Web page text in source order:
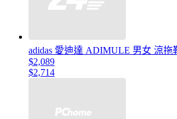
adidas 愛迪達 ADIMULE 男女 涼拖
$2,089
$2,714